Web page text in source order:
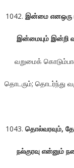
இன்மை எனஒரு
இன்மையும் இன்றி
வறுமைக்
தொடரும்; தொடர்ந்து
தொல்வரவும்,
நல்குரவு என்னும்